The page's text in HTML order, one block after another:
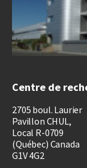
Centre de
2705 boul. Laurier
Pavillon CHUL,
Local R-0709
(Québec) Canada
G1V 4G2